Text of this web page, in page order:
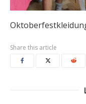
Share this article